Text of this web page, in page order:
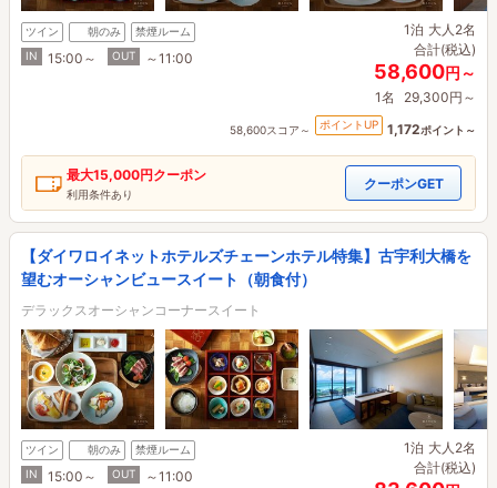
ツイン 朝のみ
禁煙ルーム
IN
15:00～ OUT ～11:00
1泊 大人2名
合計(税込)
58,600円～
1名 29,300円～
58,600スコア～ ポイントUP 1,172ポイント～
最大15,000円クーポン
利用条件あり
クーポンGET
【ダイワロイネットホテルズチェーンホテル特集】古宇利大橋を
望むオーシャンビュースイート（朝食付）
デラックスオーシャンコーナースイート
ツイン 朝のみ
禁煙ルーム
IN
15:00～ OUT ～11:00
1泊 大人2名
合計(税込)